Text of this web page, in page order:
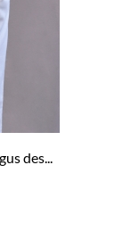
des...